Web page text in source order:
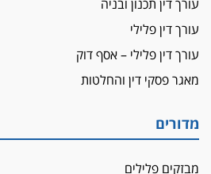
ההסדר: 7-9 שנות מאסר
דין ומקרקעין
עורך דין ברמת השרון נחקר
תובעת משטרתית פוטרה בחשד
שנחשף בפעילות בלשים בטלגרם
לא בכל יום
עורך דין תכנון ובניה
עורך דין פלילי
עורך דין פלילי – אסף דוק
מאגר פסקי דין והחלטות
מדורים
מבזקים פלילים